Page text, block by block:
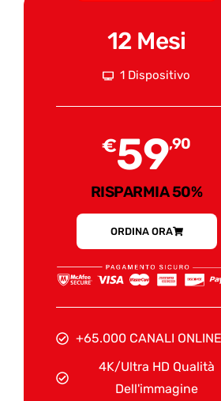
12 Mesi
1 Dispositivo
€59,90
RISPARMIA 50%
ORDINA ORA
+65.000 CANALI ONLINE
4K/Ultra HD Qualità
Dell'immagine